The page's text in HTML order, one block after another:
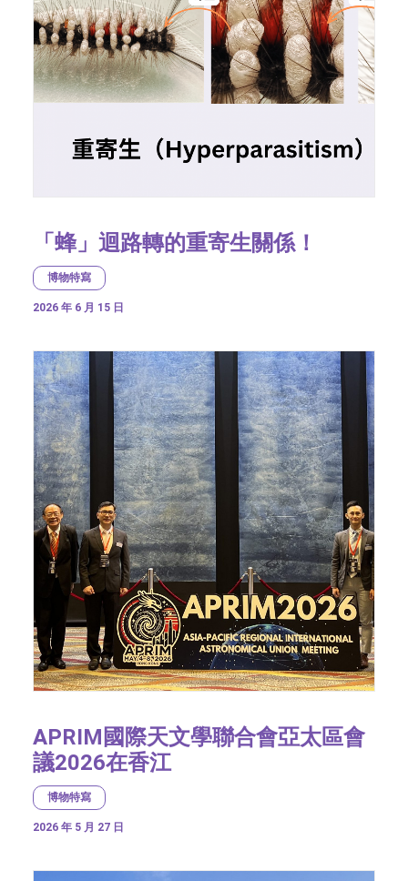
「蜂」迴路轉的重寄生關係！
博物特寫
2026 年 6 月 15 日
APRIM國際天文學聯合會亞太區會
議2026在香江
博物特寫
2026 年 5 月 27 日